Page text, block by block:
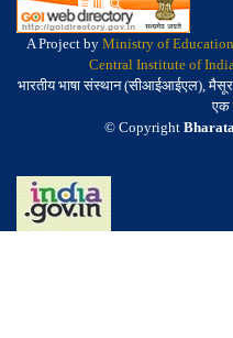
A Project by Ministry of Education
Central Institute of
भारतीय भाषा संस्थान (सीआईआईएल), मैसूर
एक
© Copyright